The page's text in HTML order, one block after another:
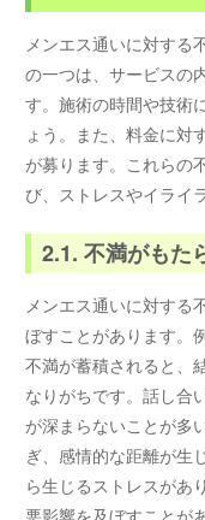
メンエス通いに対する
の一つは、サービスの
す。施術の時間や技術
ょう。また、料金に対
が募ります。これらの
び、ストレスやイライ
2.1. 不満がもた
メンエス通いに対する
ぼすことがあります。
不満が蓄積されると、
なりがちです。話し合
が深まらないことが多
ぎ、感情的な距離が生
ら生じるストレスがあ
悪影響を及ぼすことが